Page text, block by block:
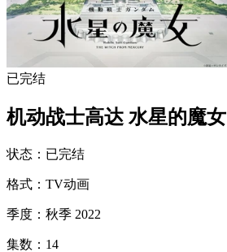
已完结
机动战士高达 水星的魔女
状态 ： 已完结
格式 ： TV动画
季度 ： 秋季 2022
集数 ： 14